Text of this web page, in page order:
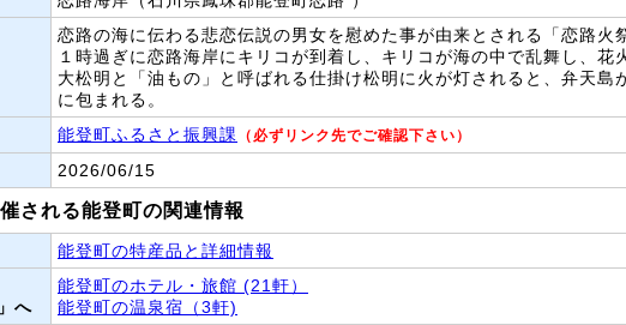
恋路の海に伝わる悲恋伝説の男女を慰めた事が由来とされる「恋路火
１時過ぎに恋路海岸にキリコが到着し、キリコが海の中で乱舞し、花
大松明と「油もの」と呼ばれる仕掛け松明に火が灯されると、弁天島
に包まれる。
能登町ふるさと振興課 （必ずリンク先でご確認下さい）
2026/06/15
される能登町の関連情報
能登町の特産品と詳細情報
へ
能登町のホテル・旅館 (21軒）
能登町の温泉宿（3軒)